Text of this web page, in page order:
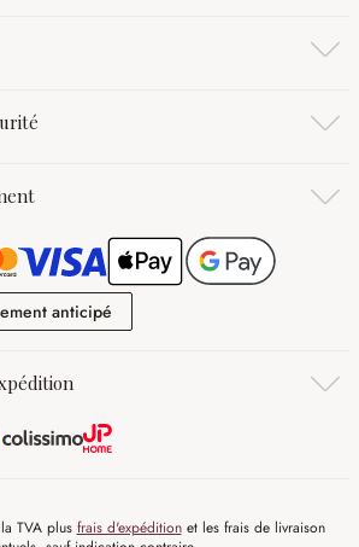
anticipé
TVA plus frais d'expéditionet les frais de livraison